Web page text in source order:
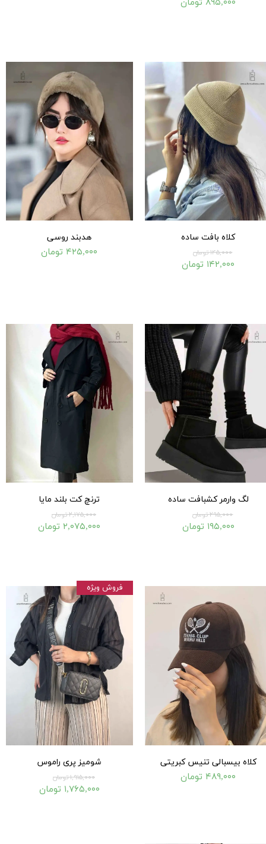
کلاه بافت ساده
۱۴۵,۰۰۰ تومان
۱۴۲,۰۰۰ تومان
۳,۰۰۰ تومان
هدبند روسی
۴۲۵,۰۰۰ تومان
لگ وارمر کشبافت ساده
۲۹۵,۰۰۰ تومان
۱۹۵,۰۰۰ تومان
۱۰۰,۰۰۰ تومان
ترنچ کت بلند مایا
۲,۱۷۵,۰۰۰ تومان
۲,۰۷۵,۰۰۰ تومان
۱۰۰,۰۰۰ تومان
کلاه بیسبالی تنیس کبریتی
۴۸۹,۰۰۰ تومان
شومیز پری راموس
۱,۹۱۵,۰۰۰ تومان
۱,۷۶۵,۰۰۰ تومان
فروش ویژه
۱۵۰,۰۰۰ تومان